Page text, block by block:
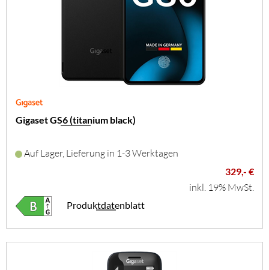
Gigaset GS6 (titanium black)
Auf Lager, Lieferung in 1-3 Werktagen
329,- €
inkl. 19% MwSt.
Produktdatenblatt